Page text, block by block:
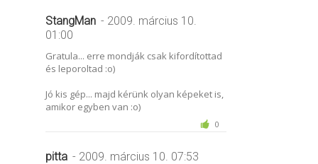
StangMan - 2009. március 10.
01:00
Gratula... erre mondják csak kifordítottad
és leporoltad :o)
Jó kis gép... majd kérünk olyan képeket is,
amikor egyben van :o)
0
pitta - 2009. március 10. 07:53